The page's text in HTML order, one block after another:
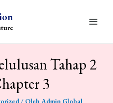
Tahap 2
3
/ OlehAdmin Global